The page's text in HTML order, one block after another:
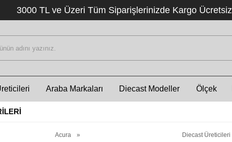
3000 TL ve Üzeri Tüm Siparişlerinizde Kargo Ücretsiz
Araba Markaları Diecast Modeller Ölçek
Acura Diecast Üreticileri